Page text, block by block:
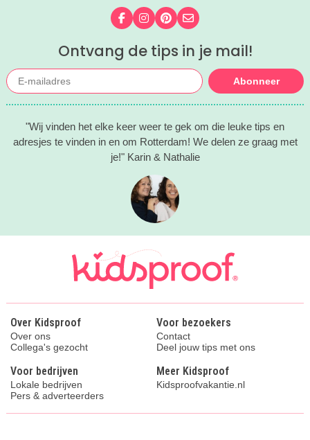
Volg ons op Facebook
Volg ons op Instagram
Volg ons op Pinterest
Mail ons
Ontvang de tips in je mail!
Abonneer
"Wij vinden het elke keer weer te gek om die leuke tips en
adresjes te vinden in en om Rotterdam! We delen ze graag met
je!" Karin & Nathalie
Over Kidsproof
Over ons
Collega's gezocht
Voor bezoekers
Contact
Deel jouw tips met ons
Voor bedrijven
Lokale bedrijven
Pers & adverteerders
Meer Kidsproof
Kidsproofvakantie.nl